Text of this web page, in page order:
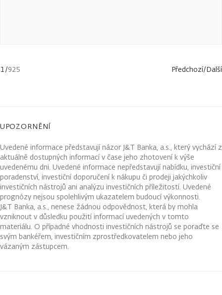
1/925 Předchozí/Další
UPOZORNĚNÍ
Uvedené informace představují názor J&T Banka, a.s., který vychází z
aktuálně dostupných informací v čase jeho zhotovení k výše
uvedenému dni. Uvedené informace nepředstavují nabídku, investiční
poradenství, investiční doporučení k nákupu či prodeji jakýchkoliv
investičních nástrojů ani analýzu investičních příležitostí. Uvedené
prognózy nejsou spolehlivým ukazatelem budoucí výkonnosti.
J&T Banka, a.s., nenese žádnou odpovědnost, která by mohla
vzniknout v důsledku použití informací uvedených v tomto
materiálu. O případné vhodnosti investičních nástrojů se poraďte se
svým bankéřem, investičním zprostředkovatelem nebo jeho
vázaným zástupcem.